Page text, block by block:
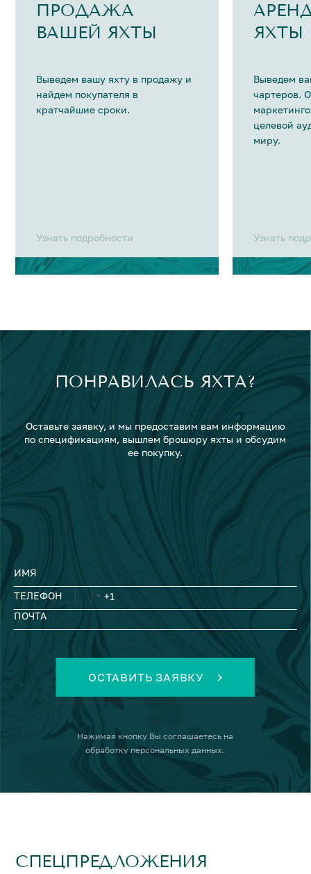
ПРОДАЖА
ВАШЕЙ ЯХТЫ
Выведем вашу яхту в продажу и
найдем покупателя в
кратчайшие сроки.
Узнать подробности
ЯХТЫ
Выведем
чартеров.
целевой
миру.
Узнать
ПОНРАВИЛАСЬ ЯХТА?
Оставьте заявку, и мы предоставим вам информацию
по спецификациям, вышлем брошюру яхты и обсудим
ее покупку.
ИМЯ
ТЕЛЕФОН
ПОЧТА
ОСТАВИТЬ ЗАЯВКУ
Нажимая кнопку Вы соглашаетесь на
обработку персональных данных.
СПЕЦПРЕДЛОЖЕНИЯ